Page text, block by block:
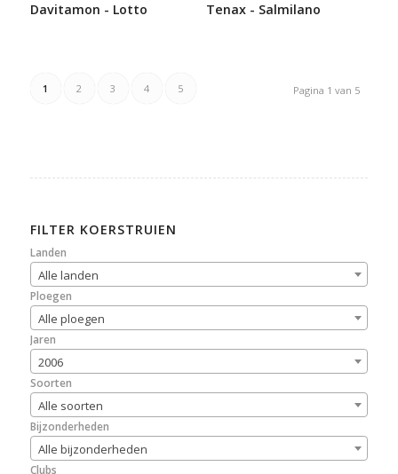
Davitamon - Lotto Tenax - Salmilano
Pagina 1 van 5
1 2 3 4 5
FILTER KOERSTRUIEN
Landen
Alle landen
Ploegen
Alle ploegen
Jaren
2006
Soorten
Alle soorten
Bijzonderheden
Alle bijzonderheden
Clubs